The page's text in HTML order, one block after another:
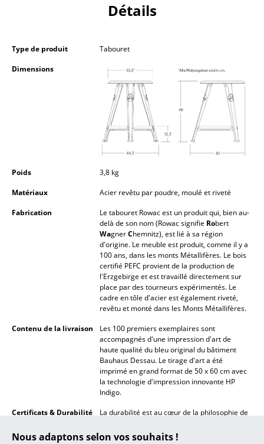
Nous adaptons selon vos souhaits !
Buffets & Commodes
Caissons roulants et Meubles d’appoint
Petits rangements
Pièces détachées
Luminaires
Suspensions & Plafonniers
Lampes de bureau
Lampadaires et Liseuses
Lampes de sol
Appliques murales
Luminaires d’extérieur
Détails
Type de produit
Tabouret
Dimensions
Poids
3,8 kg
Matériaux
Acier revêtu par poudre, moulé et riveté
Fabrication
Le tabouret Rowac est un produit qui, bien au-
delà de son nom (Rowac signifie Robert
WagnerChemnitz), est lié à sa région
d'origine. Le meuble est produit, comme il y a
100 ans, dans les monts Métallifères. Le bois
certifié PEFC provient de la production de
l'Erzgebirge et est travaillé directement sur
place par des tourneurs expérimentés. Le
cadre en tôle d'acier est également riveté,
revêtu et monté dans les Monts Métallifères.
Contenu de la livraison
Les 100 premiers exemplaires sont
accompagnés d'une impression d'art de
haute qualité du bleu original du bâtiment
Bauhaus Dessau. Le tirage d'art a été
imprimé en grand format de 50 x 60 cm avec
la technologie d'impression innovante HP
Indigo.
Certificats & Durabilité
La durabilité est au cœur de la philosophie de
localement, dans les monts Métallifères, afin